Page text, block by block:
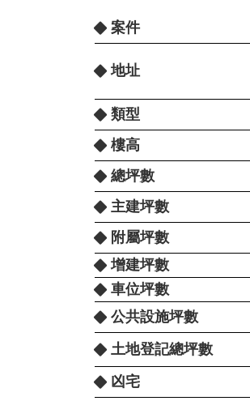
案件
地址
類型
樓高
總坪數
主建坪數
附屬坪數
增建坪數
車位坪數
公共設施坪數
土地登記總坪數
凶宅